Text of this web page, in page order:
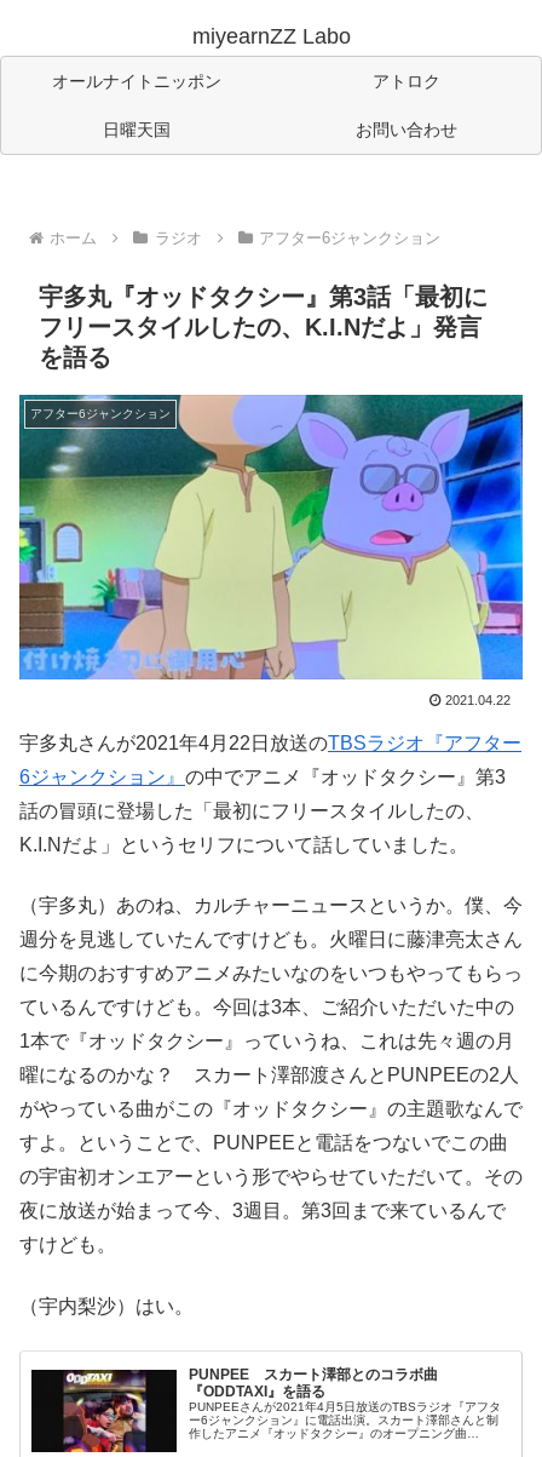
miyearnZZ Labo
オールナイトニッポン アトロク
日曜天国 お問い合わせ
ホーム ラジオ アフター6ジャンクション
宇多丸『オッドタクシー』第3話「最初に
フリースタイルしたの、K.I.Nだよ」発言
を語る
アフター6ジャンクション
2021.04.22
宇多丸さんが2021年4月22日放送のTBSラジオ『アフター
6ジャンクション』 の中でアニメ『オッドタクシー』第3
話の冒頭に登場した「最初にフリースタイルしたの、
K.I.Nだよ」というセリフについて話していました。
（宇多丸）あのね、カルチャーニュースというか。僕、今
週分を見逃していたんですけども。火曜日に藤津亮太さん
に今期のおすすめアニメみたいなのをいつもやってもらっ
ているんですけども。今回は3本、ご紹介いただいた中の
1本で『オッドタクシー』っていうね、これは先々週の月
曜になるのかな？ スカート澤部渡さんとPUNPEEの2人
がやっている曲がこの『オッドタクシー』の主題歌なんで
すよ。ということで、PUNPEEと電話をつないでこの曲
の宇宙初オンエアーという形でやらせていただいて。その
夜に放送が始まって今、3週目。第3回まで来ているんで
すけども。
（宇内梨沙）はい。
PUNPEE スカート澤部とのコラボ曲
『ODDTAXI』を語る
PUNPEEさんが2021年4月5日放送のTBSラジオ『アフタ
ー6ジャンクション』に電話出演。スカート澤部さんと制
作したアニメ『オッドタクシー』のオープニング曲